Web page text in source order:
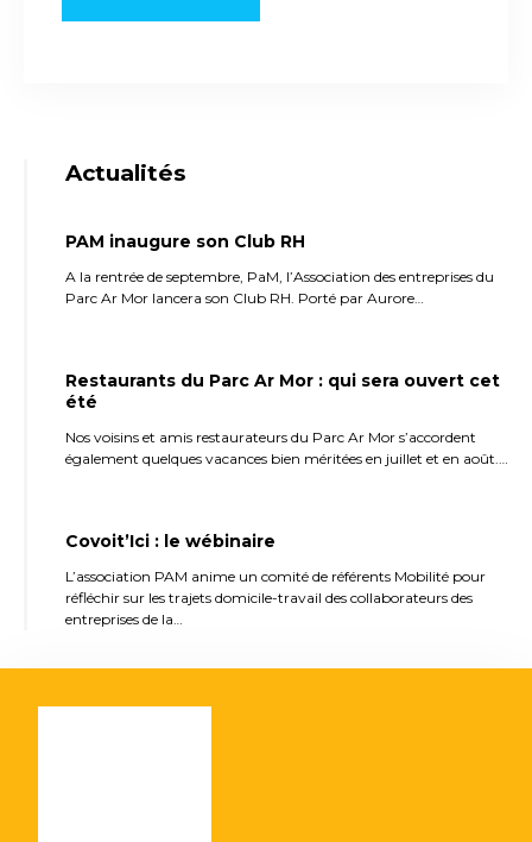
Actualités
PAM inaugure son Club RH
A la rentrée de septembre, PaM, l’Association des entreprises du
Parc Ar Mor lancera son Club RH. Porté par Aurore…
Restaurants du Parc Ar Mor : qui sera ouvert cet
été
Nos voisins et amis restaurateurs du Parc Ar Mor s’accordent
également quelques vacances bien méritées en juillet et en août.…
Covoit’Ici : le wébinaire
L’association PAM anime un comité de référents Mobilité pour
réfléchir sur les trajets domicile-travail des collaborateurs des
entreprises de la…